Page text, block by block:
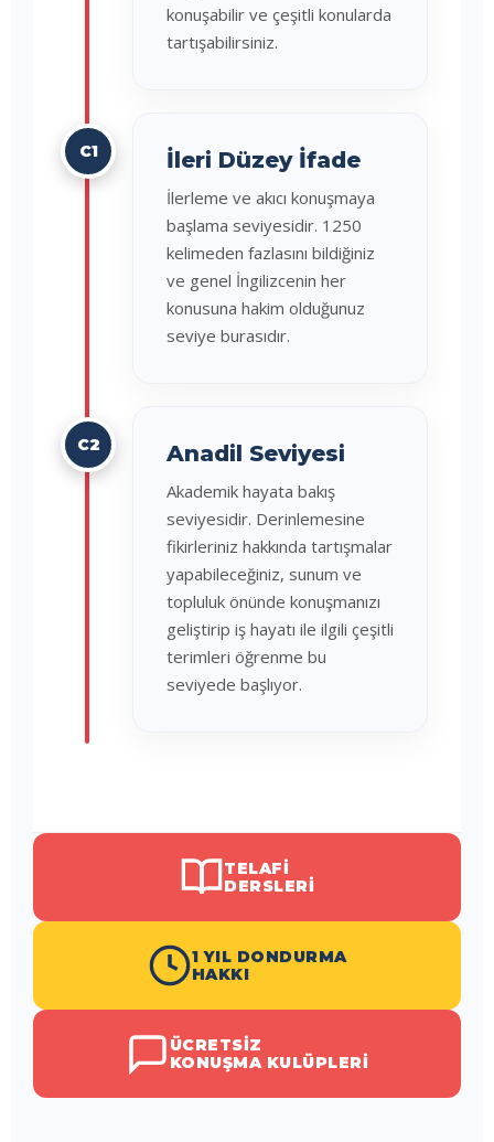
konuşabilir ve çeşitli konularda
tartışabilirsiniz.
C1 İleri Düzey İfade
İlerleme ve akıcı konuşmaya
başlama seviyesidir. 1250
kelimeden fazlasını bildiğiniz
ve genel İngilizcenin her
konusuna hakim olduğunuz
seviye burasıdır.
C2 Anadil Seviyesi
Akademik hayata bakış
seviyesidir. Derinlemesine
fikirleriniz hakkında tartışmalar
yapabileceğiniz, sunum ve
topluluk önünde konuşmanızı
geliştirip iş hayatı ile ilgili çeşitli
terimleri öğrenme bu
seviyede başlıyor.
TELAFI
DERSLERI
1 YIL DONDURMA
HAKKI
ÜCRETSIZ
KONUŞMA KULÜPLERI